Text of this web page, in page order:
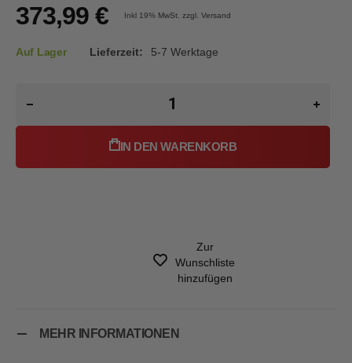
373,99 € Inkl 19% MwSt. zzgl. Versand
Auf Lager Lieferzeit: 5-7 Werktage
IN DEN WARENKORB
Zur
Wunschliste
hinzufügen
MEHR INFORMATIONEN